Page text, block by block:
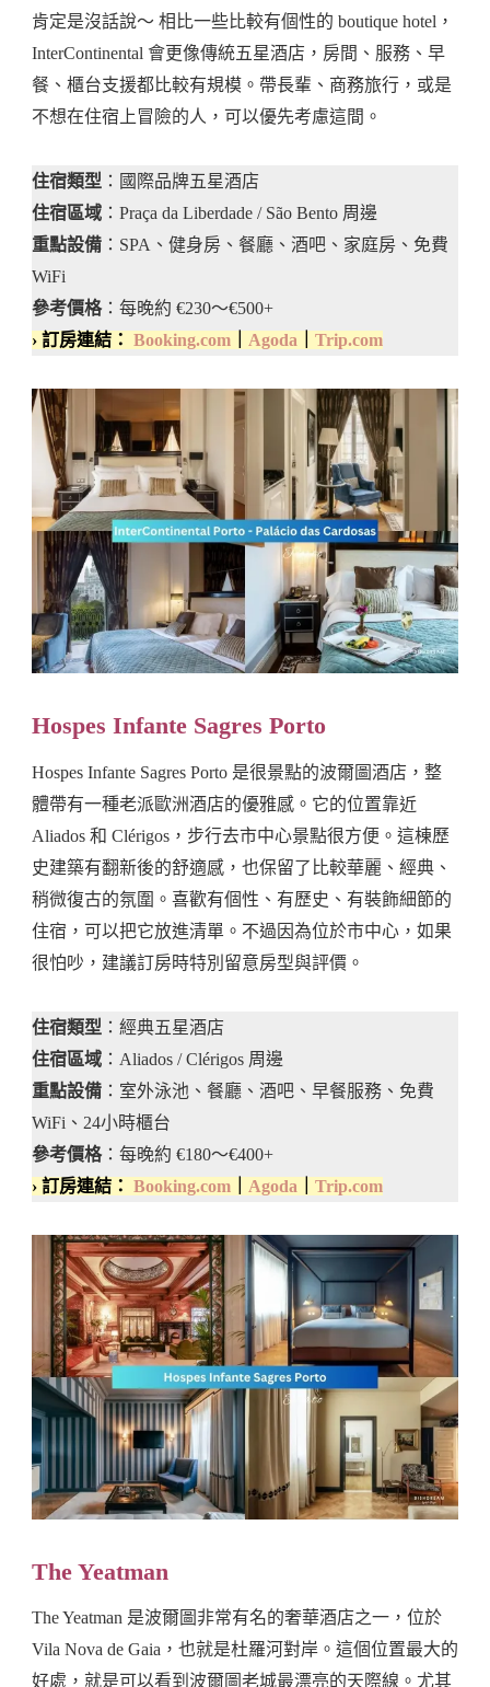
肯定是沒話說～ 相比一些比較有個性的 boutique hotel，
InterContinental 會更像傳統五星酒店，房間、服務、早
餐、櫃台支援都比較有規模。帶長輩、商務旅行，或是
不想在住宿上冒險的人，可以優先考慮這間。
住宿類型 ：國際品牌五星酒店
住宿區域 ：Praça da Liberdade / São Bento 周邊
重點設備 ：SPA、健身房、餐廳、酒吧、家庭房、免費
WiFi
參考價格：每晚約 €230～€500+
› 訂房連結： Booking.com Agoda Trip.com
Hospes Infante Sagres Porto
Hospes Infante Sagres Porto 是很景點的波爾圖酒店，整
體帶有一種老派歐洲酒店的優雅感。它的位置靠近
Aliados 和 Clérigos，步行去市中心景點很方便。這棟歷
史建築有翻新後的舒適感，也保留了比較華麗、經典、
稍微復古的氛圍。喜歡有個性、有歷史、有裝飾細節的
住宿，可以把它放進清單。不過因為位於市中心，如果
很怕吵，建議訂房時特別留意房型與評價。
住宿類型 ：經典五星酒店
住宿區域 ：Aliados / Clérigos 周邊
重點設備 ：室外泳池、餐廳、酒吧、早餐服務、免費
WiFi、24小時櫃台
參考價格：每晚約 €180～€400+
› 訂房連結： Booking.com Agoda Trip.com
The Yeatman
The Yeatman 是波爾圖非常有名的奢華酒店之一，位於
Vila Nova de Gaia，也就是杜羅河對岸。這個位置最大的
好處，就是可以看到波爾圖老城最漂亮的天際線。尤其